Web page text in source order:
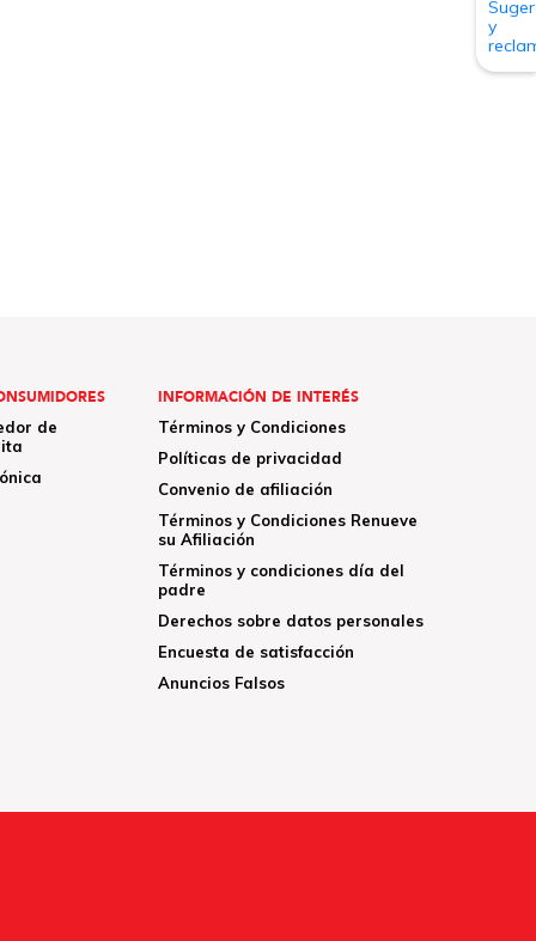
de
INFORMACIÓN DE INTERÉS
Términos y Condiciones
Políticas de privacidad
Convenio de afiliación
Términos y Condiciones Renueve
su Afiliación
Términos y condiciones día del
padre
Derechos sobre datos personales
Encuesta de satisfacción
Anuncios Falsos